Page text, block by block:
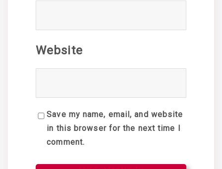
Website
Save my name, email, and website
in this browser for the next time I
comment.